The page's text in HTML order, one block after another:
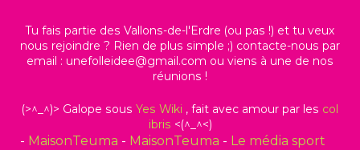
Tu fais partie des Vallons-de-l'Erdre (ou pas !) et tu veux
nous rejoindre ? Rien de plus simple ;) contacte-nous par
email : unefolleidee@gmail.com ou viens à une de nos
réunions !
(>^_^)> Galope sous Yes Wiki , fait avec amour par les col
ibris <(^_^<)
- MaisonTeuma - MaisonTeuma - Le média sport